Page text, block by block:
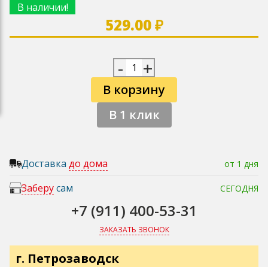
В наличии!
529.00 ₽
- +
В корзину
В 1 клик
Доставка до дома от 1 дня
Заберусам СЕГОДНЯ
+7 (911) 400-53-31
ЗАКАЗАТЬ ЗВОНОК
г. Петрозаводск